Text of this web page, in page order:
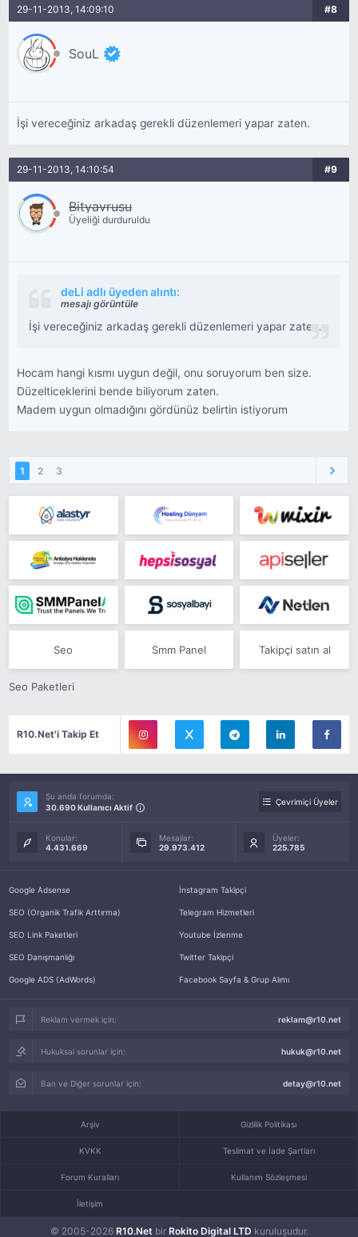
29-11-2013, 14:09:10 #8
SouL
İşi vereceğiniz arkadaş gerekli düzenlemeri yapar zaten.
29-11-2013, 14:10:54 #9
Bityavrusu
Üyeliği durduruldu
deLi adlı üyeden alıntı:
mesajı görüntüle
İşi vereceğiniz arkadaş gerekli düzenlemeri yapar zaten.
Hocam hangi kısmı uygun değil, onu soruyorum ben size.
Düzelticeklerini bende biliyorum zaten.
Madem uygun olmadığını gördünüz belirtin istiyorum
1 2 3
Seo Smm Panel Takipçi satın al
Seo Paketleri
R10.Net'i Takip Et
Şu anda forumda:
30.690 Kullanıcı Aktif
Çevrimiçi Üyeler
Konular:
4.431.669
Mesajlar:
29.973.412
Üyeler:
225.785
Google Adsense
SEO (Organik Trafik Arttırma)
SEO Link Paketleri
SEO Danışmanlığı
Google ADS (AdWords)
İnstagram Takipçi
Telegram Hizmetleri
Youtube İzlenme
Twitter Takipçi
Facebook Sayfa & Grup Alımı
Reklam vermek için: reklam@r10.net
Hukuksal sorunlar için: hukuk@r10.net
Ban ve Diğer sorunlar için: detay@r10.net
© 2005-2026 R10.Net bir Rokito Digital LTD kuruluşudur.
Arşiv Gizlilik Politikası
KVKK Teslimat ve İade Şartları
Forum Kuralları Kullanım Sözleşmesi
İletişim